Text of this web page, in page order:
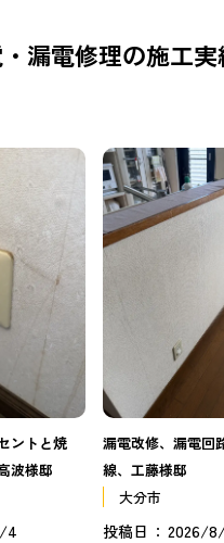
漏電修理の施工実
ントと焼
波様邸
4
漏電改修、漏電回
線、工藤様邸
大分市
投稿日 2026/